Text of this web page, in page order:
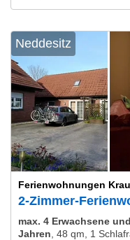
Neddesitz
Ferienwohnungen
2-Zimmer-
max. 4 Erwachsene
Jahren 48 qm, 1